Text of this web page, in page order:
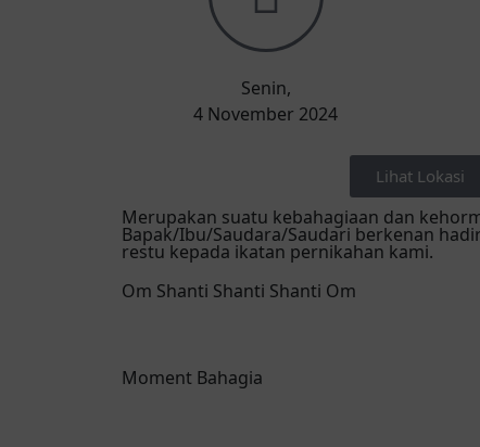
Senin,
4 November 2024
Lihat Lokasi
Merupakan suatu kebahagiaan dan
Bapak/Ibu/Saudara/Saudari berkenan
restu kepada ikatan pernikahan kami.
Om Shanti Shanti Shanti Om
Moment Bahagia